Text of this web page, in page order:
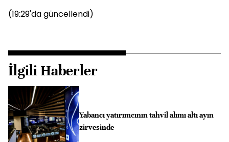
(19:29'da güncellendi)
İlgili Haberler
Yabancı yatırımcının tahvil alımı altı ayın
zirvesinde